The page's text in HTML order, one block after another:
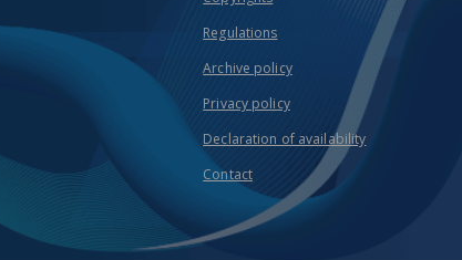
Regulations
Archive policy
Privacy policy
Declaration of availability
Contact